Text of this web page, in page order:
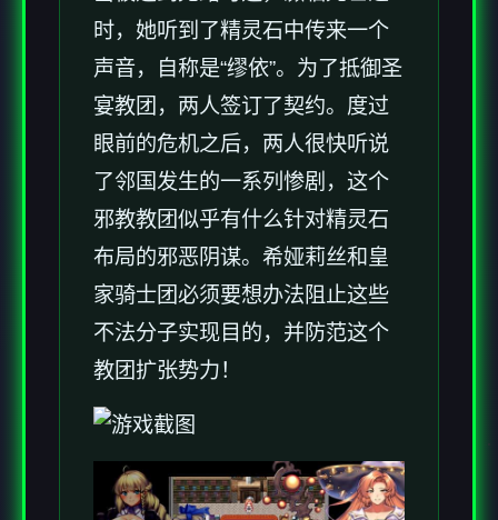
时，她听到了精灵石中传来一个
声音，自称是“缪依”。为了抵御圣
宴教团，两人签订了契约。度过
眼前的危机之后，两人很快听说
了邻国发生的一系列惨剧，这个
邪教教团似乎有什么针对精灵石
布局的邪恶阴谋。希娅莉丝和皇
家骑士团必须要想办法阻止这些
不法分子实现目的，并防范这个
教团扩张势力！